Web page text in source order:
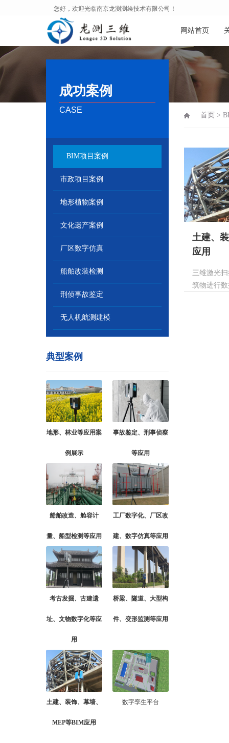
您好，欢迎光临南京龙测测绘技术有限公司！
网站首页
成功案例
CASE
BIM项目案例
市政项目案例
地形植物案例
文化遗产案例
厂区数字仿真
船舶改装检测
刑侦事故鉴定
无人机航测建模
典型案例
地形、林业等应用案
例展示
事故鉴定、刑事侦察
等应用
船舶改造、舱容计
量、船型检测等应用
工厂数字化、厂区改
建、数字仿真等应用
考古发掘、古建遗
址、文物数字化等应
用
桥梁、隧道、大型构
件、变形监测等应用
土建、装饰、幕墙、
MEP等BIM应用
数字孪生平台
首页 >
土建、
应用
三维激光
筑物进行